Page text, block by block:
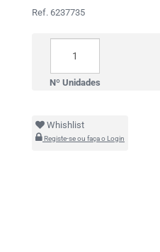
Ref. 6237735
Nº Unidades
Whishlist
Registe-se ou faça o Login